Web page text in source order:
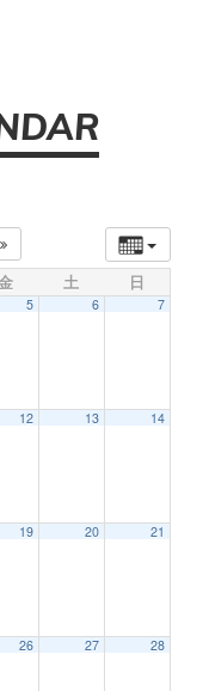
土 日
5 6 7
12 13 14
19 20 21
26 27 28